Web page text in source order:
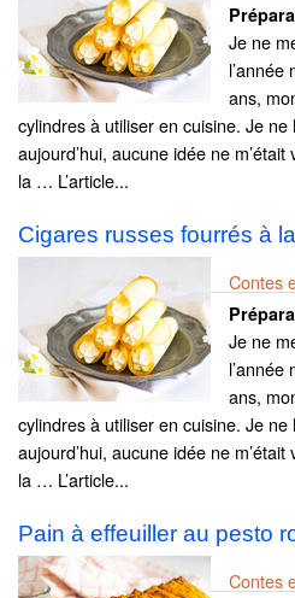
Je ne
l’année
ans,
cylindres à utiliser en cuisine. Je ne
aujourd’hui, aucune idée ne
la … L’article...
Cigares russes fourrés à
Contes
Je ne
l’année
ans,
cylindres à utiliser en cuisine. Je ne
aujourd’hui, aucune idée ne
la … L’article...
Pain à effeuiller au pesto
Contes